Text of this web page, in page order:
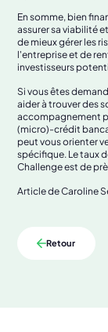
En somme, bien
assurer sa viabilité
de mieux gérer les
l'entreprise et de
investisseurs
Si vous êtes
aider à trouver des
accompagnement
(micro)-crédit
peut vous orienter
spécifique. Le taux
Challenge est de
Article de Caroline
Retour